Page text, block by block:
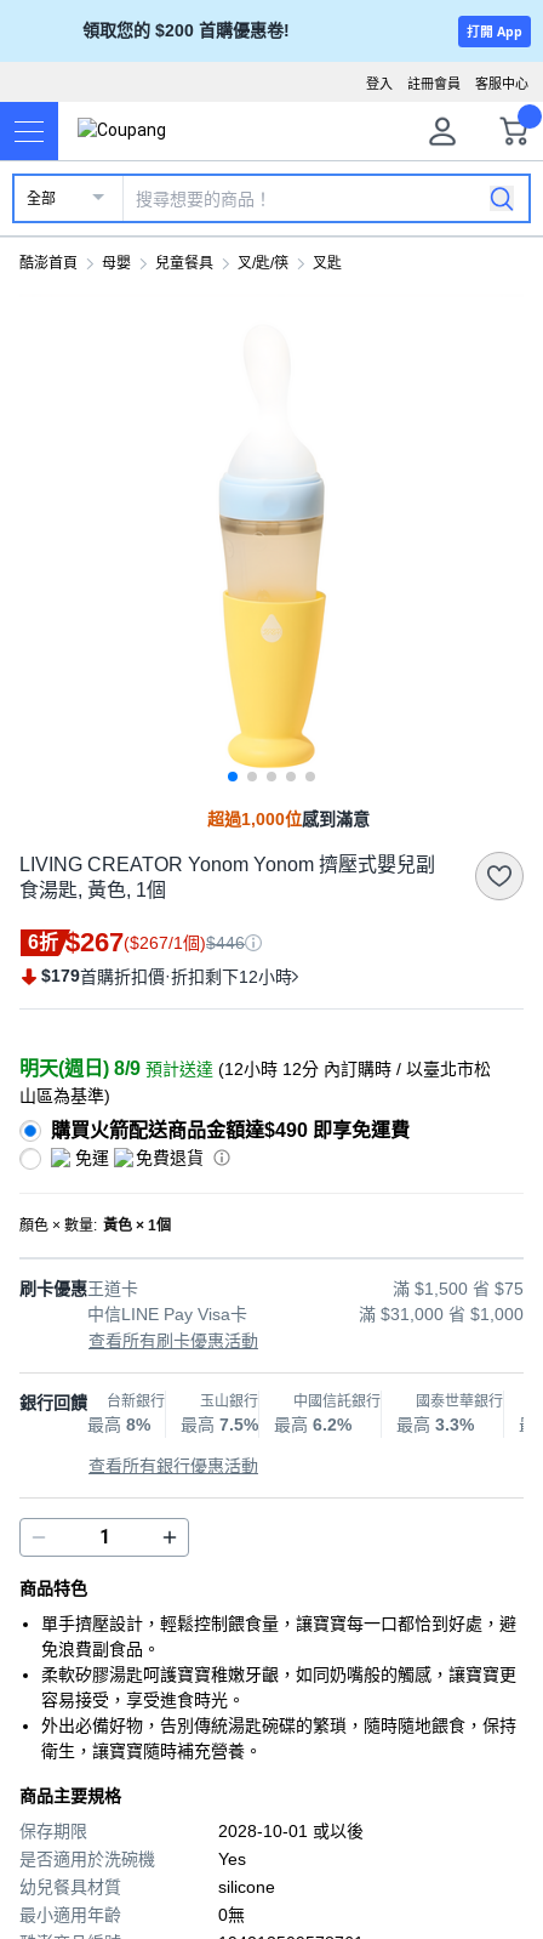
領取您的 $200 首購優惠卷! 打開 App
客服中心
註冊會員
登入
全部
酷澎首頁 母嬰 兒童餐具 叉/匙/筷 叉匙
超過1,000位感到滿意
LIVING CREATOR Yonom Yonom 擠壓式嬰兒副
食湯匙, 黃色, 1個
6折 $267($267/1個)$446
$179首購折扣價·折扣剩下12小時
明天(週日) 8/9 預計送達 (12小時 12分 內訂購時 / 以臺北市松
山區為基準)
購買火箭配送商品金額達$490 即享免運費
免運 免費退貨
顏色 × 數量: 黃色 × 1個
刷卡優惠王道卡
滿 $1,500 省 $75
中信LINE Pay Visa卡
滿 $31,000 省 $1,000
查看所有刷卡優惠活動
銀行回饋 台新銀行
最高 8%
玉山銀行
最高 7.5%
中國信託銀行
最高 6.2%
國泰世華銀行
最高 3.3% 最
查看所有銀行優惠活動
商品特色
單手擠壓設計，輕鬆控制餵食量，讓寶寶每一口都恰到好處，避
免浪費副食品。
柔軟矽膠湯匙呵護寶寶稚嫩牙齦，如同奶嘴般的觸感，讓寶寶更
容易接受，享受進食時光。
外出必備好物，告別傳統湯匙碗碟的繁瑣，隨時隨地餵食，保持
衛生，讓寶寶隨時補充營養。
商品主要規格
保存期限
2028-10-01 或以後
是否適用於洗碗機
Yes
幼兒餐具材質
silicone
最小適用年齡
0無